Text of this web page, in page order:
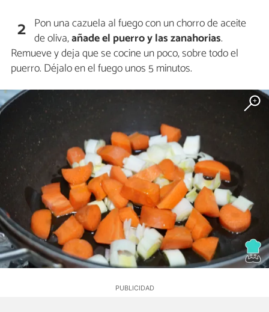
2 Pon una cazuela al fuego con un chorro de aceite
de oliva,añade el puerro y las zanahorias.
Remueve y deja que se cocine un poco, sobre todo el
puerro. Déjalo en el fuego unos 5 minutos.